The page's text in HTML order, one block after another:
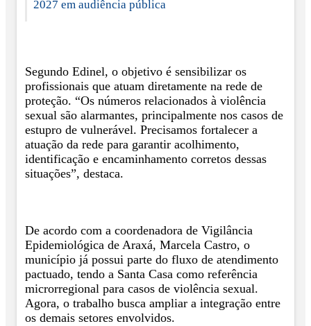
2027 em audiência pública
Segundo Edinel, o objetivo é sensibilizar os
profissionais que atuam diretamente na rede de
proteção. “Os números relacionados à violência
sexual são alarmantes, principalmente nos casos de
estupro de vulnerável. Precisamos fortalecer a
atuação da rede para garantir acolhimento,
identificação e encaminhamento corretos dessas
situações”, destaca.
De acordo com a coordenadora de Vigilância
Epidemiológica de Araxá, Marcela Castro, o
município já possui parte do fluxo de atendimento
pactuado, tendo a Santa Casa como referência
microrregional para casos de violência sexual.
Agora, o trabalho busca ampliar a integração entre
os demais setores envolvidos.